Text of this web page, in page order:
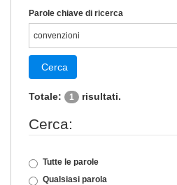
Parole chiave di ricerca
Cerca
Totale: 1 risultati.
Cerca:
Tutte le parole
Qualsiasi parola